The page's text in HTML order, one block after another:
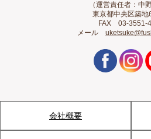
（運営責任者：中
東京都中央区築地
FAX 03-3551-
メール
会社概要